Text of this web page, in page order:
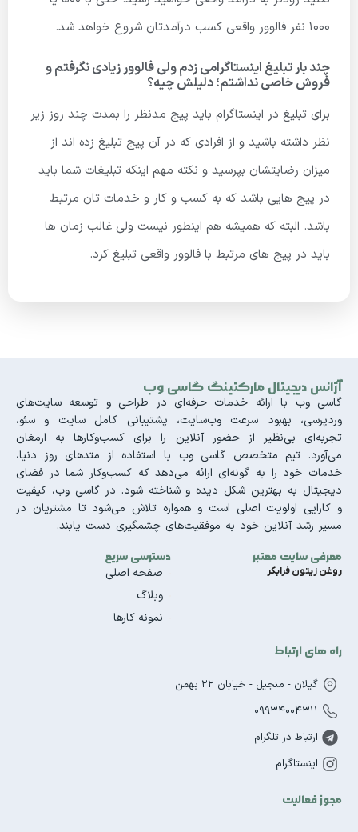
1000 نفر فالوور واقعی کسب درآمدتان شروع خواهد شد.
چند بار تبلیغ اینستاگرامی زدم ولی فالوور زیادی نگرفتم و
فروش خاصی نداشتم؛ دلیلش چیه؟
برای تبلیغ در اینستاگرام باید پیج مدنظر را بمدت چند روز زیر
نظر داشته باشید و از افرادی که در آن پیج تبلیغ زده اند از
میزان رضایتشان بپرسید و نکته مهم اینکه تبلیغات شما باید
در پیج هایی باشد که به کسب و کار و خدمات تان مرتبط
باشد. البته که همیشه هم اینطور نیست ولی غالب زمان ها
باید در پیج های مرتبط با فالوور واقعی تبلیغ کرد.
آژانس دیجیتال مارکتینگ گاسی وب
گاسی وب با ارائه خدمات حرفه‌ای در طراحی و توسعه سایت‌های
وردپرسی، بهبود سرعت وب‌سایت، پشتیبانی کامل سایت و سئو،
تجربه‌ای بی‌نظیر از حضور آنلاین را برای کسب‌وکارها به ارمغان
می‌آورد. تیم متخصص گاسی وب با استفاده از متدهای روز دنیا،
خدمات خود را به گونه‌ای ارائه می‌دهد که کسب‌وکار شما در فضای
دیجیتال به بهترین شکل دیده و شناخته شود. در گاسی وب، کیفیت
و کارایی اولویت اصلی است و همواره تلاش می‌شود تا مشتریان در
مسیر رشد آنلاین خود به موفقیت‌های چشمگیری دست یابند.
معرفی سایت معتبر
روغن زیتون فرابکر
دسترسی سریع
صفحه اصلی
وبلاگ
نمونه کارها
راه های ارتباط
گیلان - منجیل - خیابان 22 بهمن
09934004311
ارتباط در تلگرام
اینستاگرام
مجوز فعالیت